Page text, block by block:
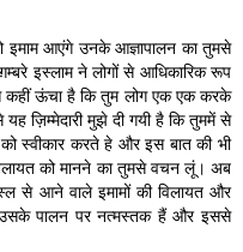
इमाम आएंगे उनके आज्ञापालन का तुमसे
इस्लाम ने लोगों से आधिकारिक रूप
कहीं ऊंचा है कि तुम लोग एक एक करके
ज़िम्मेदारी मुझे दी गयी है कि तुममें से
स्वीकार करते हे और इस बात की भी
को मानने का तुमसे वचन लूं। अब
आने वाले इमामों की विलायत और
पालन पर नत्मस्तक हैं और इससे